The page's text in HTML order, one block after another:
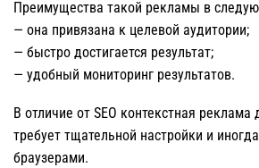
Преимущества такой рекламы в
— она привязана к целевой аудитории;
— быстро достигается результат;
— удобный мониторинг результатов.
В отличие от SEO контекстная реклама
требует тщательной настройки и
браузерами.